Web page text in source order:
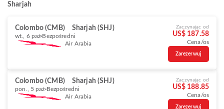
Sharjah
Colombo (CMB) Sharjah (SHJ)
wt., 6 paź Bezpośredni
Air Arabia
Zaczynając od
US$ 187.58
Cena/os
Zarezerwuj
Colombo (CMB) Sharjah (SHJ)
pon., 5 paź Bezpośredni
Air Arabia
Zaczynając od
US$ 188.85
Cena/os
Zarezerwuj